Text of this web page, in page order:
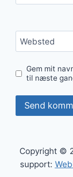
Websted
Gem mit
til næste
Copyright ©
support: